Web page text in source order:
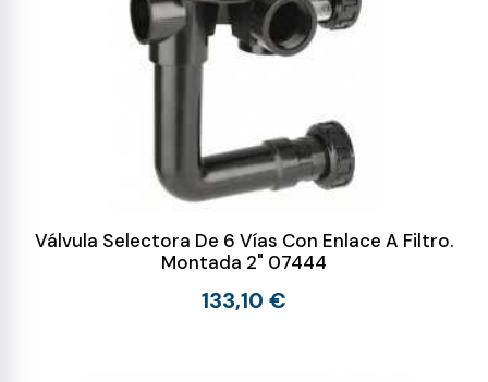
Válvula Selectora De 6 Vías Con Enlace A Filtro.
Montada 2" 07444
133,10 €